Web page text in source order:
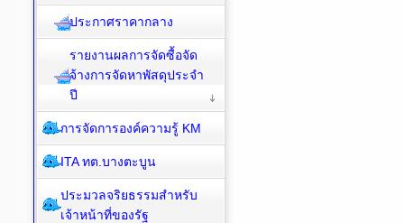
ประกาศราคากลาง
รายงานผลการจัดซื้อจัด
จ้างการจัดหาพัสดุประจำ
ปี
การจัดการองค์ความรู้ KM
ITA ทต.บางตะบูน
ประมวลจริยธรรมสำหรับ
เจ้าหน้าที่ของรัฐ